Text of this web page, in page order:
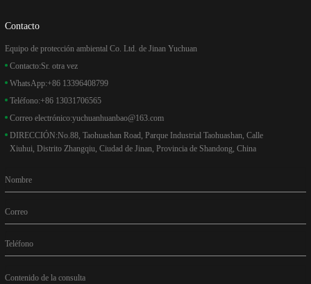
Contacto
Equipo de protección ambiental Co. Ltd. de Jinan Yuchuan
Contacto:Sr. otra vez
WhatsApp:+86 13396408799
Teléfono:+86 13031706565
Correo electrónico:yuchuanhuanbao@163.com
DIRECCIÓN:No.88, Taohuashan Road, Parque Industrial Taohuashan, Calle
Xiuhui, Distrito Zhangqiu, Ciudad de Jinan, Provincia de Shandong, China
Nombre
Correo
Teléfono
Contenido de la consulta